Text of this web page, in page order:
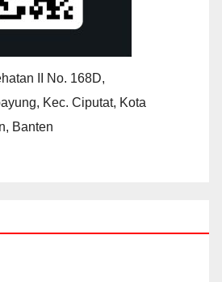
II No. 168D,
Kec. Ciputat, Kota
Banten